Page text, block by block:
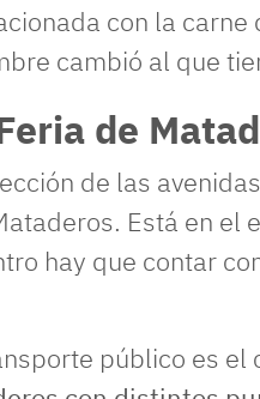
con la
cambió al que
de
de las
Está en el
hay que contar
público es el